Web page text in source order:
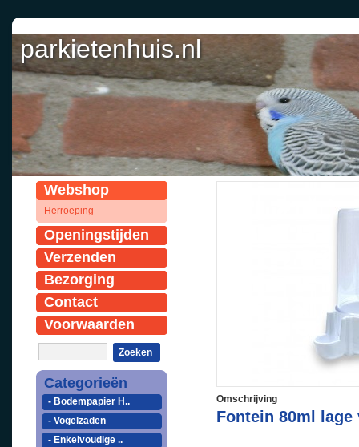
parkietenhuis.nl
Webshop
Herroeping
Openingstijden
Verzenden
Bezorging
Contact
Voorwaarden
Zoeken
Categorieën
- Bodempapier H..
- Vogelzaden
- Enkelvoudige ..
Omschrijving
Fontein 80ml